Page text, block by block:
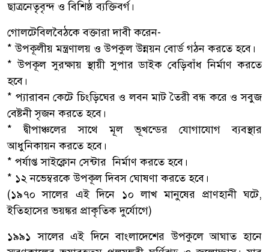
ছাত্রনেতৃবৃন্দ ও বিশিষ্ঠ ব্যক্তিবর্গ।
গোলটেবিলবৈঠকে বক্তারা দাবী করেন-
* উপকূলীয় মন্ত্রণালয় ও উপকুল উন্নয়ন বোর্ড গঠন করতে হবে।
* উপকূল সুরক্ষায় স্থায়ী সুপার ডাইক বেড়িবাঁধ নির্মাণ করতে
হবে।
* প্যারাবন কেটে চিংড়িঘের ও লবন মাট তৈরী বন্ধ করে ও সবুজ
বেষ্টনী সৃজন করতে হবে।
* দ্বীপাঞ্চলের সাথে মূল ভূখন্ডের যোগাযোগ ব্যবস্থার
আধুনিকায়ন করতে হবে।
* পর্যাপ্ত সাইক্লোন সেন্টার নির্মাণ করতে হবে।
* ১২ নভেম্বরকে উপকূল দিবস ঘোষণা করতে হবে।
(১৯৭০ সালের এই দিনে ১০ লাখ মানুষের প্রাণহানী ঘটে,
ইতিহাসের ভয়ঙ্কর প্রাকৃতিক দুর্যোগে)
১৯৯১ সালের এই দিনে বাংলাদেশের উপকুলে আঘাত হানে